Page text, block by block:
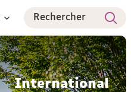
Rechercher
International